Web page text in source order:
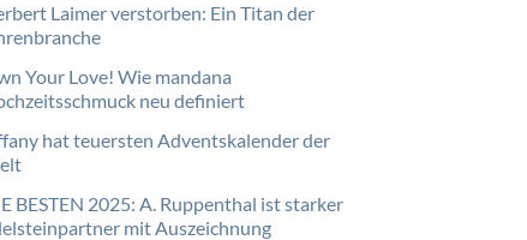
Laimer verstorben: Ein Titan der
Your Love! Wie mandana
neu definiert
hat teuersten Adventskalender der
BESTEN 2025: A. Ruppenthal ist starker
mit Auszeichnung